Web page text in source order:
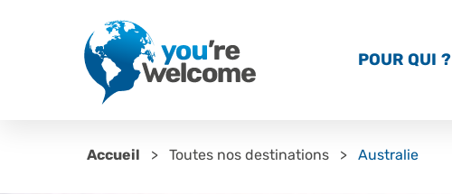
POUR QUI ?
Accueil Toutes nos destinations Australie